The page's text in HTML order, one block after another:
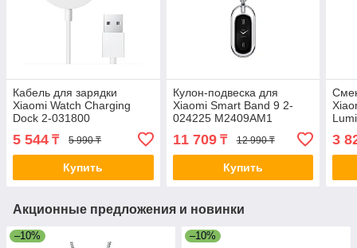
Кабель для зарядки
Xiaomi Watch Charging
Dock 2-031800
M2249ACD1
5 544 ₸ 5 990 ₸
Купить
Кулон-подвеска для
Xiaomi Smart Band 9 2-
024225 M2409AM1
11 709₸ 12 990 ₸
Купить
3
Акционные предложения и новинки
–10% –10%